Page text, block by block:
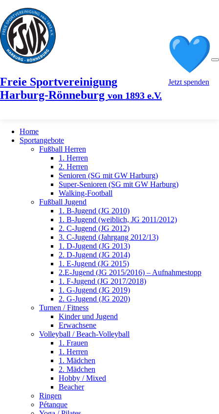
Freie Sportvereinigung
Harburg-Rönneburg von 1893 e.V.
Jetzt spenden
Home
Sportangebote
Fußball Herren
1. Herren
2. Herren
Senioren (SG mit GW Harburg)
Super-Senioren (SG mit GW Harburg)
Walking-Football
Fußball Jugend
1. B-Jugend (JG 2010)
1. B-Jugend (weiblich, JG 2011/2012)
2. C-Jugend (JG 2012)
3. C-Jugend (Jahrgang 2012/13)
1. D-Jugend (JG 2013)
2. D-Jugend (JG 2014)
1. E-Jugend (JG 2015)
2.E-Jugend (JG 2015/2016) – Aufnahmestopp
1. F-Jugend (JG 2017/2018)
1. G-Jugend (JG 2019)
2. G-Jugend (JG 2020)
Turnen / Fitness
Kinder und Jugend
Erwachsene
Volleyball / Beach-Volleyball
1. Frauen
1. Herren
1. Mädchen
2. Mädchen
Hobby / Mixed
Beacher
Ringen
Pétanque